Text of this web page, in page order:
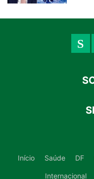
Início Saúde DF
Internacional